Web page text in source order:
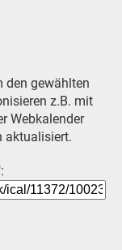
den gewählten
z.B. mit
Webkalender
aktualisiert.